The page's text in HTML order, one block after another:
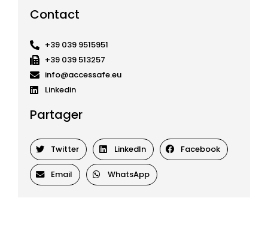
Contact
+39 039 9515951
+39 039 513257
info@accessafe.eu
Linkedin
Partager
Twitter LinkedIn Facebook
Email WhatsApp